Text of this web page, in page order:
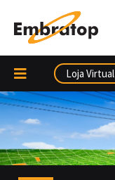
para
conteúdo
Loja Virtual